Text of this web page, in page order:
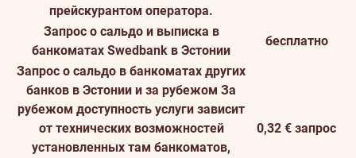
прейскурантом оператора.
Запрос о сальдо и выписка в
банкоматах Swedbank в Эстонии
бесплатно
Запрос о сальдо в банкоматах других
банков в Эстонии и за рубежом За
рубежом доступность услуги зависит
от технических возможностей
установленных там банкоматов,
0,32 € запрос